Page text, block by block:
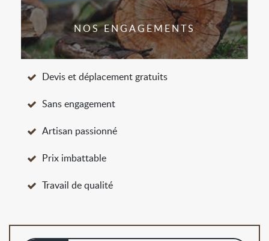
NOS ENGAGEMENTS
Devis et déplacement gratuits
Sans engagement
Artisan passionné
Prix imbattable
Travail de qualité